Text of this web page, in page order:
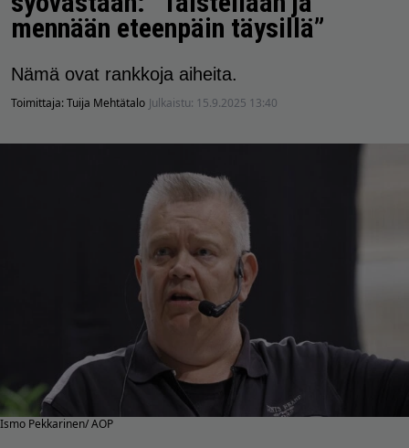
mennään eteenpäin täysillä”
Nämä ovat rankkoja aiheita.
Toimittaja:Tuija Mehtätalo Julkaistu: 15.9.2025 13:40
Ismo Pekkarinen/ AOP